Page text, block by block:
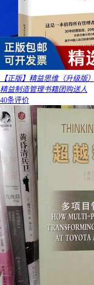
【正版】精益思维（升级版
精益制造管理书籍团购送人
40条评价